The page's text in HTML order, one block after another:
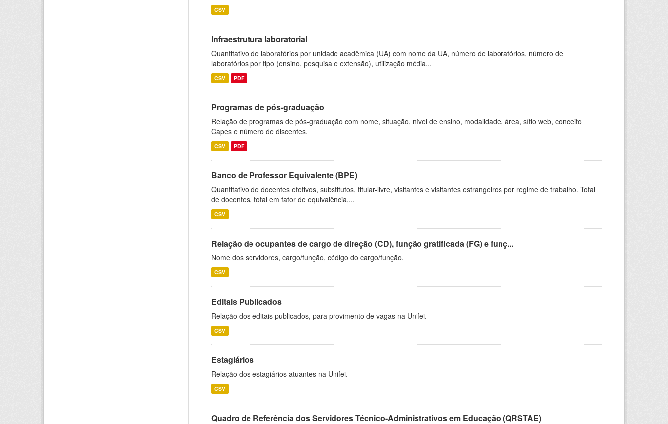
CSV
Infraestrutura laboratorial
Quantitativo de laboratórios por unidade acadêmica (UA) com nome da UA, número de laboratórios, número de
laboratórios por tipo (ensino, pesquisa e extensão), utilização média...
CSV PDF
Programas de pós-graduação
Relação de programas de pós-graduação com nome, situação, nível de ensino, modalidade, área, sítio web, conceito
Capes e número de discentes.
CSV PDF
Banco de Professor Equivalente (BPE)
Quantitativo de docentes efetivos, substitutos, titular-livre, visitantes e visitantes estrangeiros por regime de trabalho. Total
de docentes, total em fator de equivalência,...
CSV
Relação de ocupantes de cargo de direção (CD), função gratificada (FG) e funç...
Nome dos servidores, cargo/função, código do cargo/função.
CSV
Editais Publicados
Relação dos editais publicados, para provimento de vagas na Unifei.
CSV
Estagiários
Relação dos estagiários atuantes na Unifei.
CSV
Quadro de Referência dos Servidores Técnico-Administrativos em Educação (QRSTAE)